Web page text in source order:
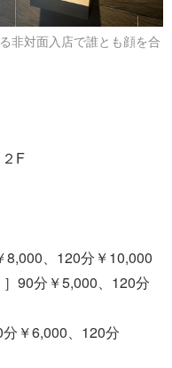
非対面入店で誰とも顔を合
F
、120分￥10,000
分￥5,000、120分
6,000、120分